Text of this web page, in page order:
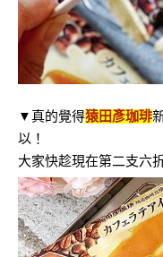
▼真的覺得猿田彥珈琲
以！
大家快趁現在第二支六